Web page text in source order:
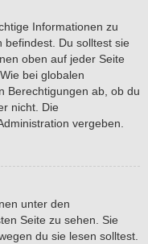
Informationen zu
Du solltest sie
oben auf jeder Seite
bei globalen
Berechtigungen ab, ob du
nicht. Die
vergeben.
unter den
Seite zu sehen. Sie
du sie lesen solltest.